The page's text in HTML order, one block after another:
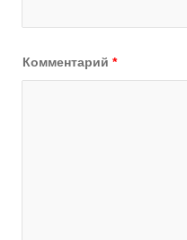
Комментарий *